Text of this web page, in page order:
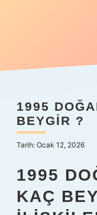
Anasayfa
Yasal Uyarı
Hakkımızda
1995
BEYGIR ?
Tarih: Ocak 12, 2026
1995
KAÇ